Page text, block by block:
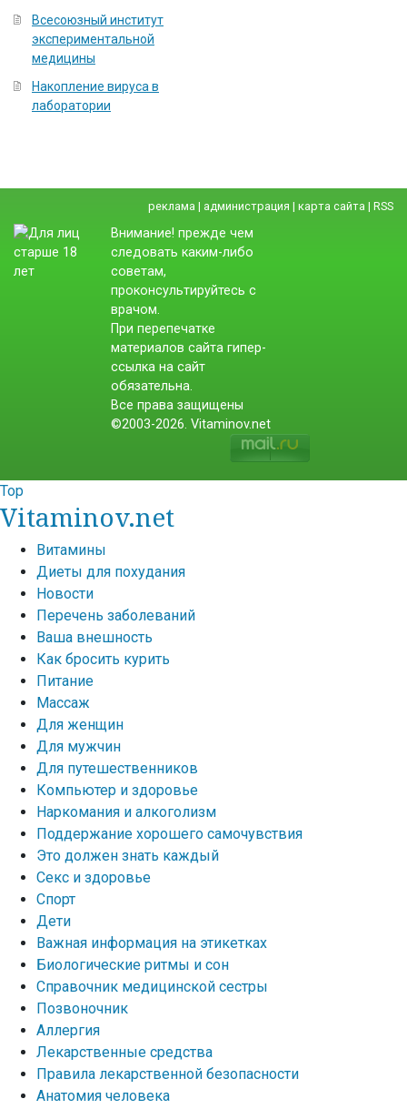
Всесоюзный институт
экспериментальной
медицины
Накопление вируса в
лаборатории
реклама | администрация | карта сайта | RSS
Внимание! прежде чем
следовать каким-либо
советам,
проконсультируйтесь с
врачом.
При перепечатке
материалов сайта гипер-
ссылка на сайт
обязательна.
Все права защищены
©2003-2026. Vitaminov.net
Top
Vitaminov.net
Витамины
Диеты для похудания
Новости
Перечень заболеваний
Ваша внешность
Как бросить курить
Питание
Массаж
Для женщин
Для мужчин
Для путешественников
Компьютер и здоровье
Наркомания и алкоголизм
Поддержание хорошего самочувствия
Это должен знать каждый
Секс и здоровье
Спорт
Дети
Важная информация на этикетках
Биологические ритмы и сон
Справочник медицинской сестры
Позвоночник
Аллергия
Лекарственные средства
Правила лекарственной безопасности
Aнатомия человека